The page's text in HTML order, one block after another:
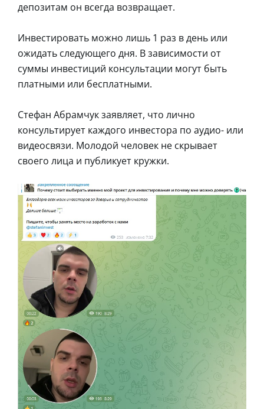
депозитам он всегда возвращает.
Инвестировать можно лишь 1 раз в день или
ожидать следующего дня. В зависимости от
суммы инвестиций консультации могут быть
платными или бесплатными.
Стефан Абрамчук заявляет, что лично
консультирует каждого инвестора по аудио- или
видеосвязи. Молодой человек не скрывает
своего лица и публикует кружки.